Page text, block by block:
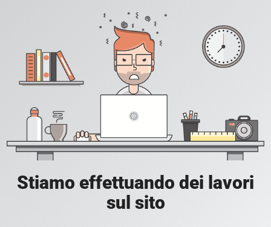
Stiamo effettuando dei lavori
sul sito